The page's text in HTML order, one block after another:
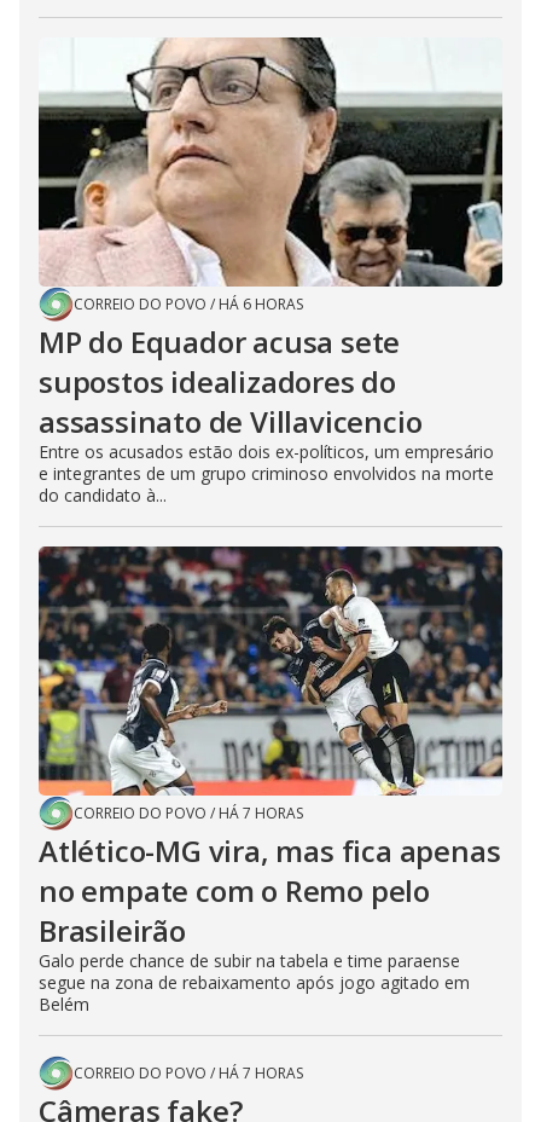
CORREIO DO POVO / HÁ 6 HORAS
MP do Equador acusa sete
supostos idealizadores do
assassinato de Villavicencio
Entre os acusados estão dois ex-políticos, um empresário
e integrantes de um grupo criminoso envolvidos na morte
do candidato à...
CORREIO DO POVO / HÁ 7 HORAS
Atlético-MG vira, mas fica apenas
no empate com o Remo pelo
Brasileirão
Galo perde chance de subir na tabela e time paraense
segue na zona de rebaixamento após jogo agitado em
Belém
CORREIO DO POVO / HÁ 7 HORAS
Câmeras fake?